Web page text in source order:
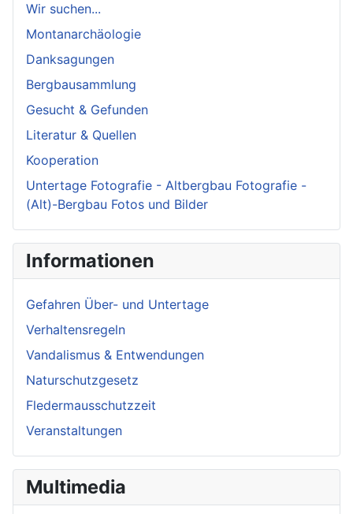
Wir suchen...
Montanarchäologie
Danksagungen
Bergbausammlung
Gesucht & Gefunden
Literatur & Quellen
Kooperation
Untertage Fotografie - Altbergbau Fotografie -
(Alt)-Bergbau Fotos und Bilder
Informationen
Gefahren Über- und Untertage
Verhaltensregeln
Vandalismus & Entwendungen
Naturschutzgesetz
Fledermausschutzzeit
Veranstaltungen
Multimedia